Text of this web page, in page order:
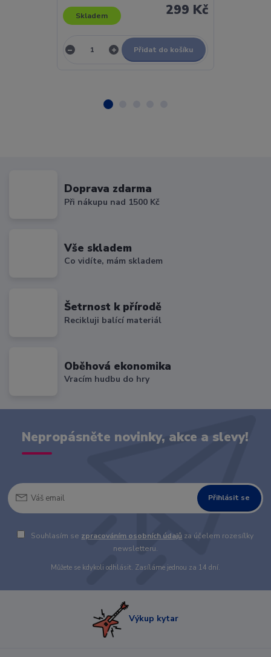
299 Kč
Skladem
Přidat do košíku
Doprava zdarma
Při nákupu nad 1500 Kč
Vše skladem
Co vidíte, mám skladem
Šetrnost k přírodě
Recikluji balící materiál
Oběhová ekonomika
Vracím hudbu do hry
Nepropásněte novinky, akce a slevy!
Přihlásit se
Souhlasím se zpracováním osobních údajů za účelem rozesílky
newsletteru.
Můžete se kdykoli odhlásit. Zasíláme jednou za 14 dní.
Výkup kytar